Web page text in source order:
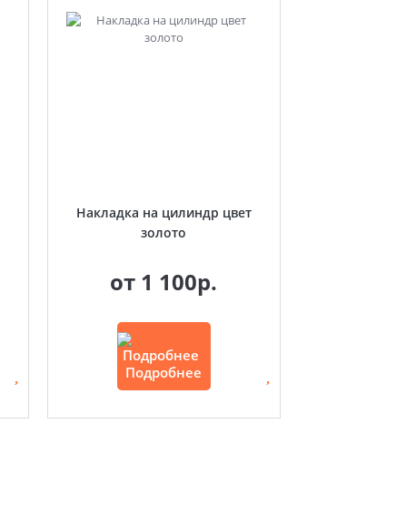
Накладка на цилиндр цвет
золото
от 1 100р.
Подробнее